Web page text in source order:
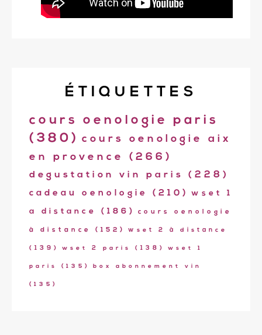
ÉTIQUETTES
cours oenologie paris
(380) cours oenologie aix
en provence
(266)
degustation vin paris (228)
cadeau oenologie (210) wset 1
a distance (186) cours oenologie
à distance (152) wset 2 à distance
(139) wset 2 paris (138) wset 1
paris (135) box abonnement vin
(135)